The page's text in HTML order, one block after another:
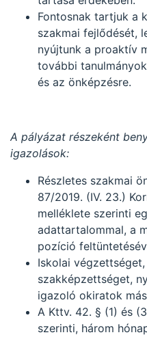
Fontosnak tartjuk a
szakmai fejlődését,
nyújtunk a proaktív
további
és az önképzésre.
A pályázat részeként
igazolások:
Részletes szakmai
87/2019. (IV. 23.)
melléklete szerinti
adattartalommal, a
pozíció
Iskolai végzettséget,
szakképzettséget,
igazoló okiratok
A Kttv. 42. § (1) és
szerinti, három